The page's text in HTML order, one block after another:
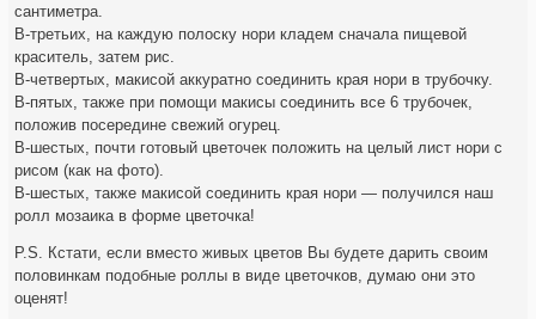
сантиметра.
В-третьих, на каждую полоску нори кладем сначала пищевой
краситель, затем рис.
В-четвертых, макисой аккуратно соединить края нори в трубочку.
В-пятых, также при помощи макисы соединить все 6 трубочек,
положив посередине свежий огурец.
В-шестых, почти готовый цветочек положить на целый лист нори с
рисом (как на фото).
В-шестых, также макисой соединить края нори — получился наш
ролл мозаика в форме цветочка!
P.S. Кстати, если вместо живых цветов Вы будете дарить своим
половинкам подобные роллы в виде цветочков, думаю они это
оценят!